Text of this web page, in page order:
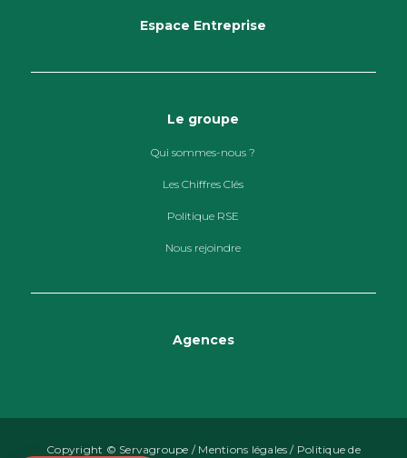
Espace Entreprise
Le groupe
Qui sommes-nous ?
Les Chiffres Clés
Politique RSE
Nous rejoindre
Agences
Copyright © Servagroupe / Mentions légales / Politique de